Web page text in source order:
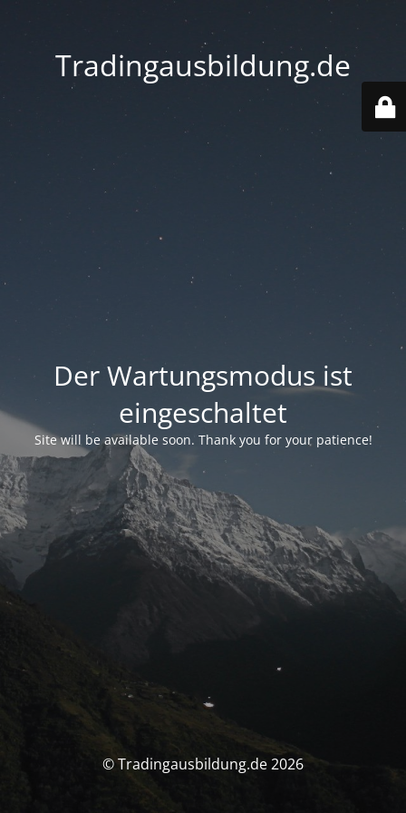
Tradingausbildung.de
Der Wartungsmodus ist
eingeschaltet
Site will be available soon. Thank you for your patience!
© Tradingausbildung.de 2026